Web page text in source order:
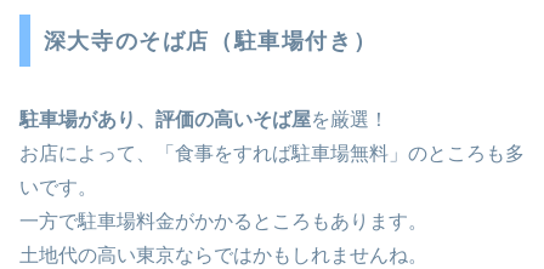
深大寺のそば店（駐車場付き）
駐車場があり、評価の高いそば屋を厳選！
お店によって、「食事をすれば駐車場無料」のところも多
いです。
一方で駐車場料金がかかるところもあります。
土地代の高い東京ならではかもしれませんね。